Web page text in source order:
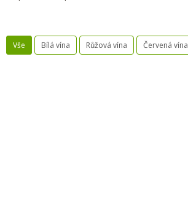
Vše Bílá vína Růžová vína Červená vína